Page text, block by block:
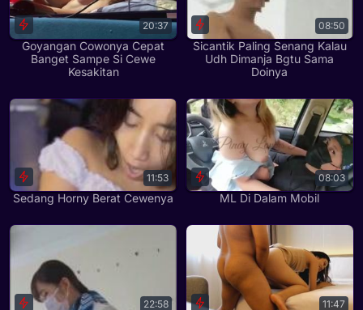
Goyangan Cowonya Cepat
Banget Sampe Si Cewe
Kesakitan
20:37
Sicantik Paling Senang Kalau
Udh Dimanja Bgtu Sama
Doinya
08:50
Sedang Horny Berat Cewenya
11:53
ML Di Dalam Mobil
08:03
22:58 11:47